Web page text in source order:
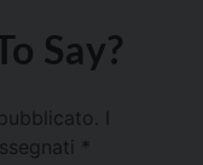
Say?
*